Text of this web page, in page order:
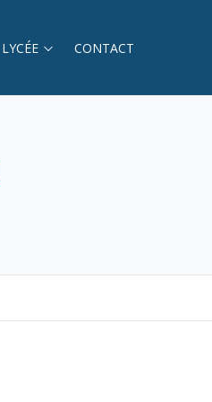
LYCÉE CONTACT